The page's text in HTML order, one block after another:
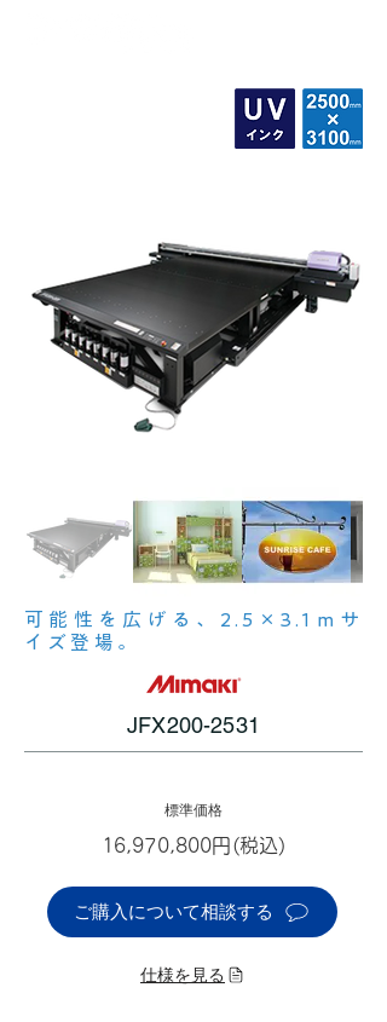
可能性を広げる、2.5×3.1ｍサ
イズ登場。
JFX200-2531
標準価格
16,970,800円(税込)
ご購入について相談する
仕様を見る